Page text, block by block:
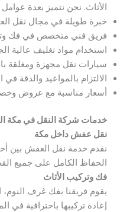
الأثاث. نحن نتميز بعدة عوامل
خبرة طويلة في مجال نقل
فريق فني متخصص في فك
استخدام مواد تغليف عالية
سيارات نقل مجهزة ومغلقة
الالتزام بالمواعيد والدقة في
أسعار مناسبة مع عروض
خدمات شركة النقل في مكة
نقل عفش داخل مكة
نقدم خدمة نقل العفش بين
الحفاظ الكامل على جميع
فك وتركيب الأثاث
يقوم فريقنا بفك غرف النوم،
إعادة تركيبها باحترافية في